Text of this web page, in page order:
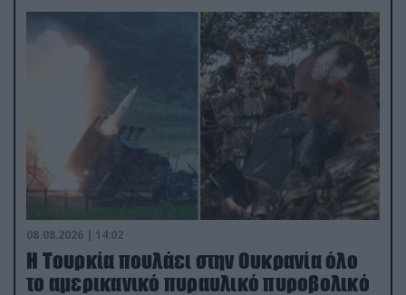
08.08.2026 | 14:02
Η Τουρκία πουλάει στην Ουκρανία όλο
το αμερικανικό πυραυλικό πυροβολικό